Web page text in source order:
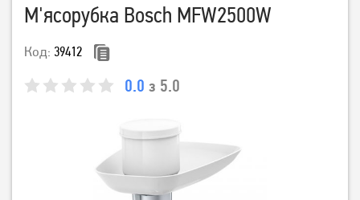
М'ясорубка Bosch MFW2500W
Код: 39412
0.0 з 5.0